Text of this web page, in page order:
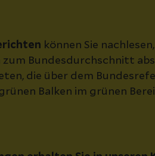
können Sie
Bundesdurchschnitt
die über dem
Balken im grünen